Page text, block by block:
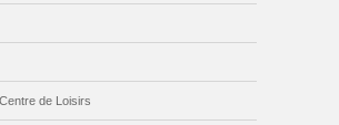
de Loisirs